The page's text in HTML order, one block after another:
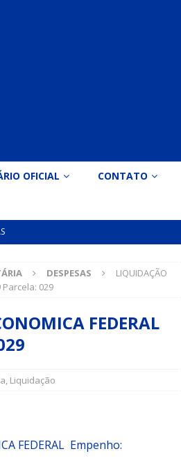
OFICIAL CONTATO
de esportes em
em Mapele
DESPESAS
LIQUIDAÇÃO
Parcela: 029
FEDERAL
, Liquidação
FEDERAL Empenho: